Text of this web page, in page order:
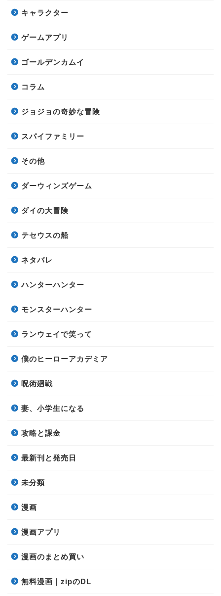
キャラクター
ゲームアプリ
ゴールデンカムイ
コラム
ジョジョの奇妙な冒険
スパイファミリー
その他
ダーウィンズゲーム
ダイの大冒険
テセウスの船
ネタバレ
ハンターハンター
モンスターハンター
ランウェイで笑って
僕のヒーローアカデミア
呪術廻戦
妻、小学生になる
攻略と課金
最新刊と発売日
未分類
漫画
漫画アプリ
漫画のまとめ買い
無料漫画｜zipのDL